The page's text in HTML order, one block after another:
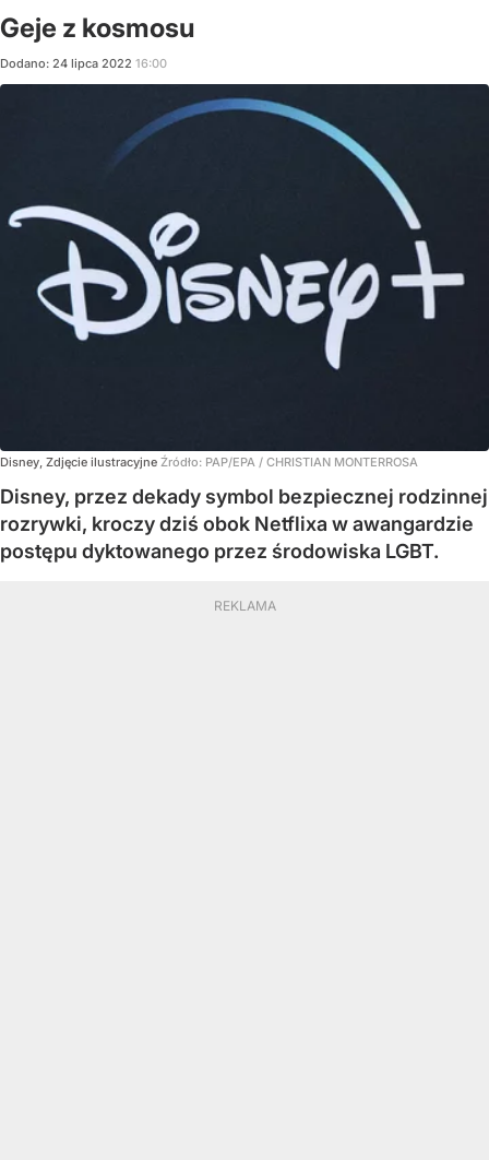
Geje z kosmosu
Dodano: 24 lipca 2022 16:00
Disney, Zdjęcie ilustracyjne Źródło: PAP/EPA / CHRISTIAN MONTERROSA
Disney, przez dekady symbol bezpiecznej rodzinnej
rozrywki, kroczy dziś obok Netflixa w awangardzie
postępu dyktowanego przez środowiska LGBT.